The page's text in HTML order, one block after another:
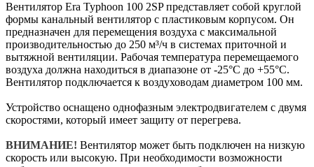
Вентилятор Era Typhoon 100 2SP представляет собой круглой
формы канальный вентилятор с пластиковым корпусом. Он
предназначен для перемещения воздуха с максимальной
производительностью до 250 м³/ч в системах приточной и
вытяжной вентиляции. Рабочая температура перемещаемого
воздуха должна находиться в диапазоне от -25°С до +55°С.
Вентилятор подключается к воздуховодам диаметром 100 мм.
Устройство оснащено однофазным электродвигателем с двумя
скоростями, который имеет защиту от перегрева.
ВНИМАНИЕ! Вентилятор может быть подключен на низкую
скорость или высокую. При необходимости возможности